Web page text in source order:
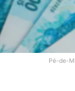
Pé-de-